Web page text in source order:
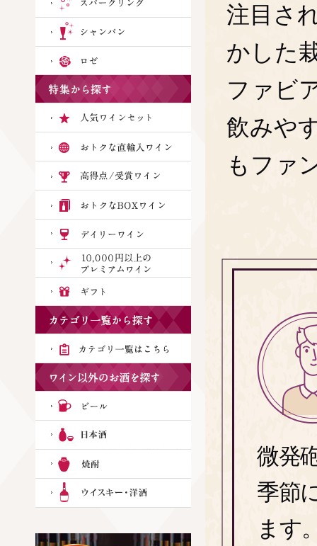
注目さ
かした
ファビ
飲みや
もファ
微発
季節
ます